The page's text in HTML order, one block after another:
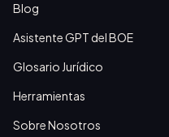
Blog
Asistente GPT del BOE
Glosario Jurídico
Herramientas
Sobre Nosotros